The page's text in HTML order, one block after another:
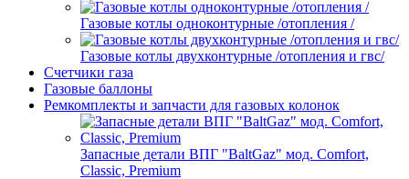
Газовые котлы одноконтурные /отопления /
Газовые котлы двухконтурные /отопления и гвс/
Счетчики газа
Газовые баллоны
Ремкомплекты и запчасти для газовых колонок
Запасные детали ВПГ "BaltGaz" мод. Comfort,
Classic, Premium